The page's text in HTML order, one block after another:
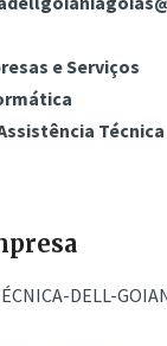
e Serviços
Técnica
DELL-